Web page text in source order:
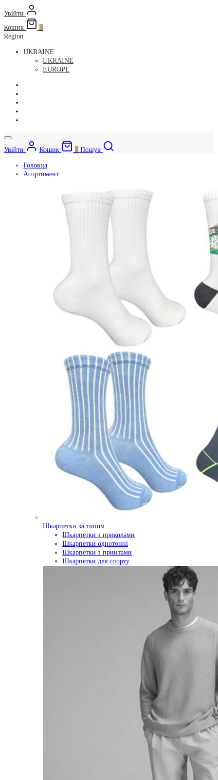
Увійти
Кошик
Region
UKRAINE
UKRAINE
EUROPE
Увійти Кошик Пошук
Головна
Асортимент
Шкарпетки за типом
Шкарпетки з приколами
Шкарпетки однотонні
Шкарпетки з принтами
Шкарпетки для спорту